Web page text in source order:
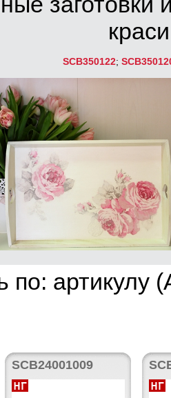
SCB350122;
по: артикулу
SCB24001009